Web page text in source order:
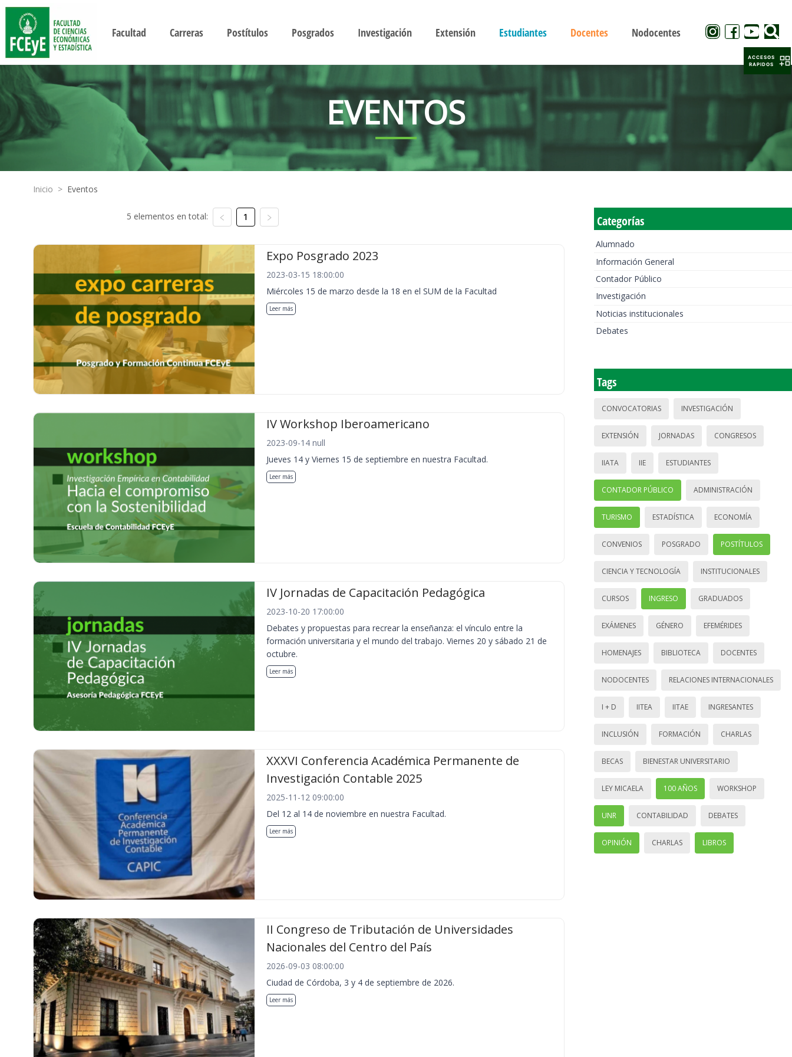
Facultad Carreras Postítulos Posgrados Investigación Extensión Estudiantes Docentes Nodocentes
EVENTOS
Inicio > Eventos
5 elementos en total: 1
Expo Posgrado 2023
2023-03-15 18:00:00
Miércoles 15 de marzo desde la 18 en el SUM de la Facultad
Leer más
IV Workshop Iberoamericano
2023-09-14 null
Jueves 14 y Viernes 15 de septiembre en nuestra Facultad.
Leer más
IV Jornadas de Capacitación Pedagógica
2023-10-20 17:00:00
Debates y propuestas para recrear la enseñanza: el vínculo entre la
formación universitaria y el mundo del trabajo. Viernes 20 y sábado 21 de
octubre.
Leer más
XXXVI Conferencia Académica Permanente de
Investigación Contable 2025
2025-11-12 09:00:00
Del 12 al 14 de noviembre en nuestra Facultad.
Leer más
II Congreso de Tributación de Universidades
Nacionales del Centro del País
2026-09-03 08:00:00
Ciudad de Córdoba, 3 y 4 de septiembre de 2026.
Leer más
Categorías
Alumnado
Información General
Contador Público
Investigación
Noticias institucionales
Debates
Tags
CONVOCATORIAS INVESTIGACIÓN
EXTENSIÓN JORNADAS CONGRESOS
IIATA IIE ESTUDIANTES
CONTADOR PÚBLICO ADMINISTRACIÓN
TURISMO ESTADÍSTICA ECONOMÍA
CONVENIOS POSGRADO POSTÍTULOS
CIENCIA Y TECNOLOGÍA INSTITUCIONALES
CURSOS INGRESO GRADUADOS
EXÁMENES GÉNERO EFEMÉRIDES
HOMENAJES BIBLIOTECA DOCENTES
NODOCENTES RELACIONES INTERNACIONALES
I + D IITEA IITAE INGRESANTES
INCLUSIÓN FORMACIÓN CHARLAS
BECAS BIENESTAR UNIVERSITARIO
LEY MICAELA 100 AÑOS WORKSHOP
UNR CONTABILIDAD DEBATES
OPINIÓN CHARLAS LIBROS
ACCESOS
RAPIDOS